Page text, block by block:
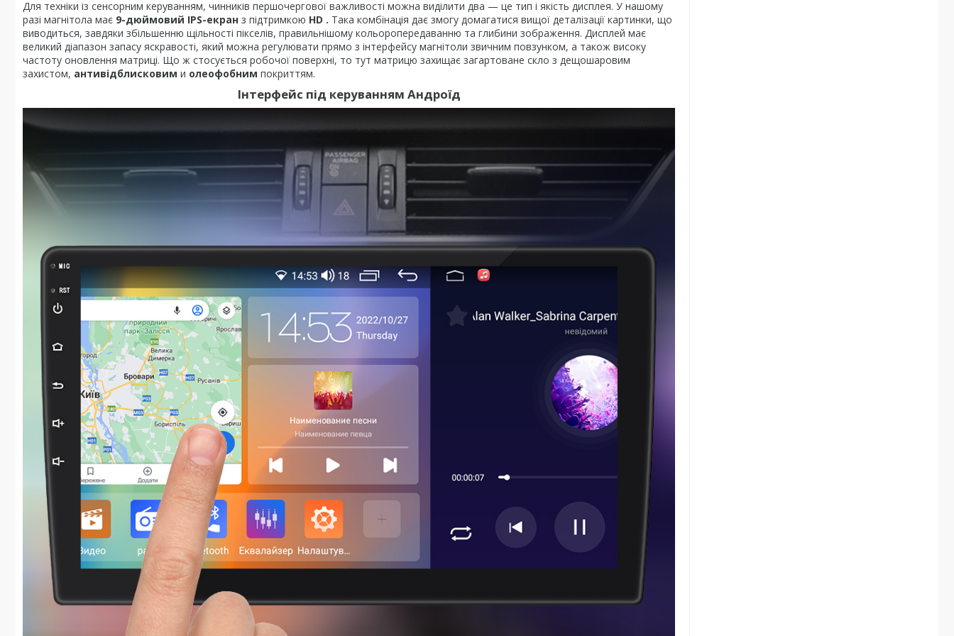
Для техніки із сенсорним керуванням, чинників першочергової важливості можна виділити два — це тип і якість дисплея. У нашому
разі магнітола має 9-дюймовий IPS-екран з підтримкою HD . Така комбінація дає змогу домагатися вищої деталізації картинки, що
виводиться, завдяки збільшенню щільності пікселів, правильнішому кольоропередаванню та глибини зображення. Дисплей має
великий діапазон запасу яскравості, який можна регулювати прямо з інтерфейсу магнітоли звичним повзунком, а також високу
частоту оновлення матриці. Що ж стосується робочої поверхні, то тут матрицю захищає загартоване скло з дещошаровим
захистом, антивідблисковим и олеофобним покриттям.
Інтерфейс під керуванням Андроїд